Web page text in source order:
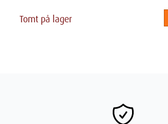
Tomt på lager